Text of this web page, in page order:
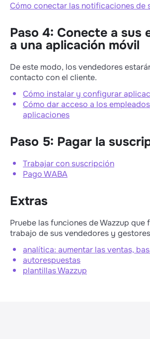
Cómo conectar las notificaciones de
Paso 4: Conecte a sus
a una aplicación móvil
De este modo, los vendedores
contacto con el cliente.
Cómo instalar y configurar
Cómo dar acceso a los
aplicaciones
Paso 5: Pagar la
Trabajar con suscripción
Pago WABA
Extras
Pruebe las funciones de Wazzup que
trabajo de sus vendedores y
analítica: aumentar las ventas,
autorespuestas
plantillas Wazzup